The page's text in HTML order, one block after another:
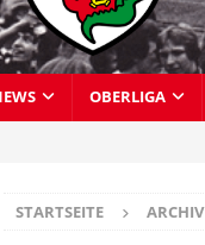
OBERLIGA
STARTSEITE ARCHIV